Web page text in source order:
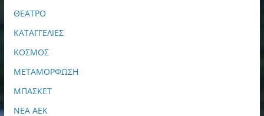
ΘΕΑΤΡΟ
ΚΑΤΑΓΓΕΛΙΕΣ
ΚΟΣΜΟΣ
ΜΕΤΑΜΟΡΦΩΣΗ
ΜΠΑΣΚΕΤ
ΝΕΑ ΑΕΚ